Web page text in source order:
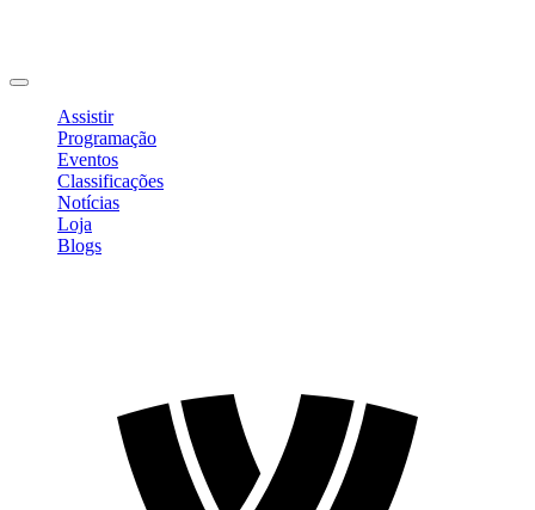
Assistir
Programação
Eventos
Classificações
Notícias
Loja
Blogs